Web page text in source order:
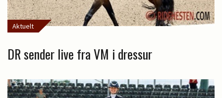
Aktuelt
DR sender live fra VM i dressur